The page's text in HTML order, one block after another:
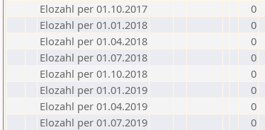
Elozahl per 01.10.2017
0
Elozahl per 01.01.2018
0
Elozahl per 01.04.2018
0
Elozahl per 01.07.2018
0
Elozahl per 01.10.2018
0
Elozahl per 01.01.2019
0
Elozahl per 01.04.2019
0
Elozahl per 01.07.2019
0